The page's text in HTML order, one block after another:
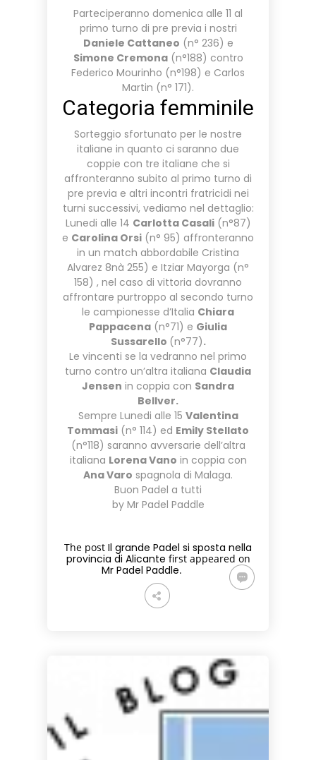
Parteciperanno domenica alle 11 al
primo turno di pre previa i nostri
Daniele Cattaneo (n° 236) e
Simone Cremona(n°188) contro
Federico Mourinho (n°198) e Carlos
Martin (n° 171).
Categoria femminile
Sorteggio sfortunato per le nostre
italiane in quanto ci saranno due
coppie con tre italiane che si
affronteranno subito al primo turno di
pre previa e altri incontri fratricidi nei
turni successivi, vediamo nel dettaglio:
Lunedi alle 14 Carlotta Casali(n°87)
e Carolina Orsi (n° 95) affronteranno
in un match abbordabile Cristina
Alvarez 8nà 255) e Itziar Mayorga (n°
158) , nel caso di vittoria dovranno
affrontare purtroppo al secondo turno
le campionesse d’Italia Chiara
Pappacena (n°71) e Giulia
Sussarello (n°77).
Le vincenti se la vedranno nel primo
turno contro un’altra italiana Claudia
Jensen in coppia con Sandra
Bellver.
Sempre Lunedi alle 15 Valentina
Tommasi (n° 114) ed Emily Stellato
(n°118) saranno avversarie dell’altra
italiana Lorena Vano in coppia con
Ana Varo spagnola di Malaga.
Buon Padel a tutti
by Mr Padel Paddle
The post Il grande Padel si sposta nella
provincia di Alicante first appeared on
Mr Padel Paddle.